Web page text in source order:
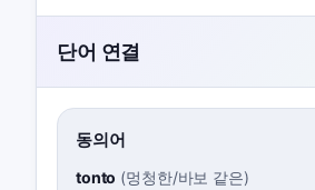
단어 연결
동의어
tonto (멍청한/바보 같은)